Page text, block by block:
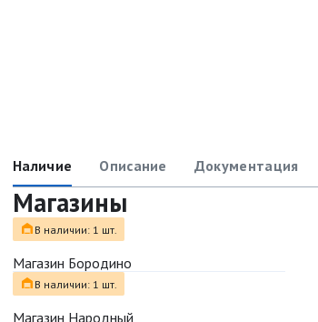
Наличие Описание Документация
Магазины
В наличии: 1 шт.
Магазин Бородино
В наличии: 1 шт.
Магазин Народный